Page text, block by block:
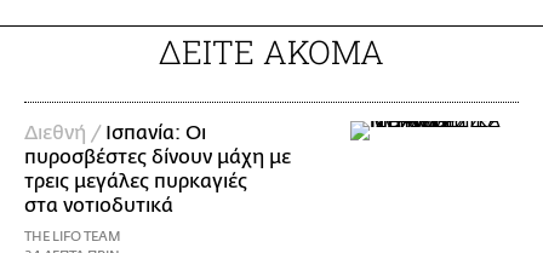
ΔΕΙΤΕ ΑΚΟΜΑ
Διεθνή / Ισπανία: Οι
πυροσβέστες δίνουν μάχη με
τρεις μεγάλες πυρκαγιές
στα νοτιοδυτικά
THE LIFO TEAM